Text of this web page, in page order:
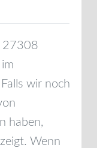
27308
im
wir noch
haben,
Wenn